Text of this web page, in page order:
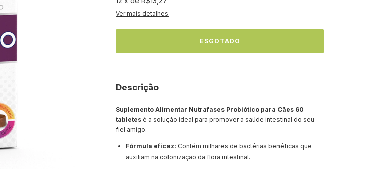
Ver mais detalhes
Descrição
Suplemento Alimentar Nutrafases Probiótico para Cães 60
tabletes é a solução ideal para promover a saúde intestinal do seu
fiel amigo.
Fórmula eficaz: Contém milhares de bactérias benéficas que
auxiliam na colonização da flora intestinal.